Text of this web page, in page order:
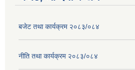
बजेट तथा कार्यक्रम २०८३/०८४
नीति तथा कार्यक्रम २०८३/०८४